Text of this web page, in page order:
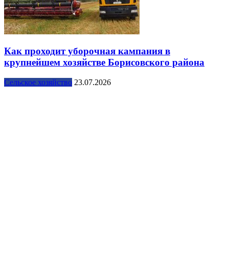
Как проходит уборочная кампания в
крупнейшем хозяйстве Борисовского района
Сельское хозяйство 23.07.2026